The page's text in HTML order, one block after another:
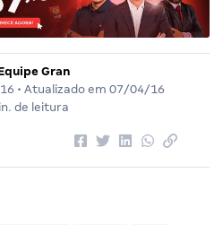
Gran
• Atualizado em 07/04/16
de leitura